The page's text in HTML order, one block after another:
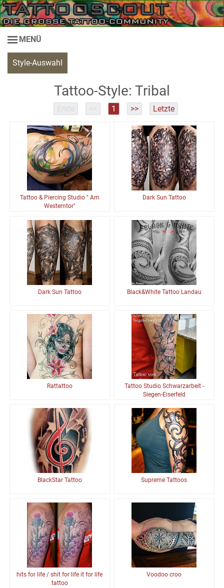
MENÜ
Style-Auswahl
Tattoo-Style: Tribal
1 >> Letzte
Tattoo & Piercing Studio " Am
Westerntor"
Dark Sun Tattoo
Dark Sun Tattoo Black&White Tattoo Landau
Rattattoo
Tattoo Studio Schwarzarbeit -
Siegen-Eiserfeld
BlackStar Tattoo Supreme Tattoos
hits for life / shit for life it for life
tattoo
Voodoo croo